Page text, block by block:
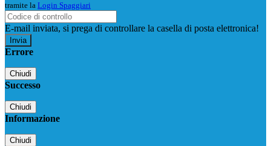
tramite la Login Spaggiari
E-mail inviata, si prega di controllare la casella di posta elettronica!
Errore
Chiudi
Successo
Chiudi
Informazione
Chiudi